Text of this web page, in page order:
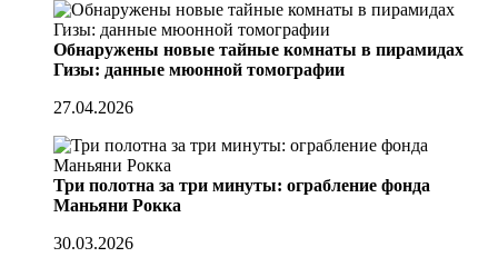
Обнаружены новые тайные комнаты в пирамидах
Гизы: данные мюонной томографии
27.04.2026
Три полотна за три минуты: ограбление фонда
Маньяни Рокка
30.03.2026